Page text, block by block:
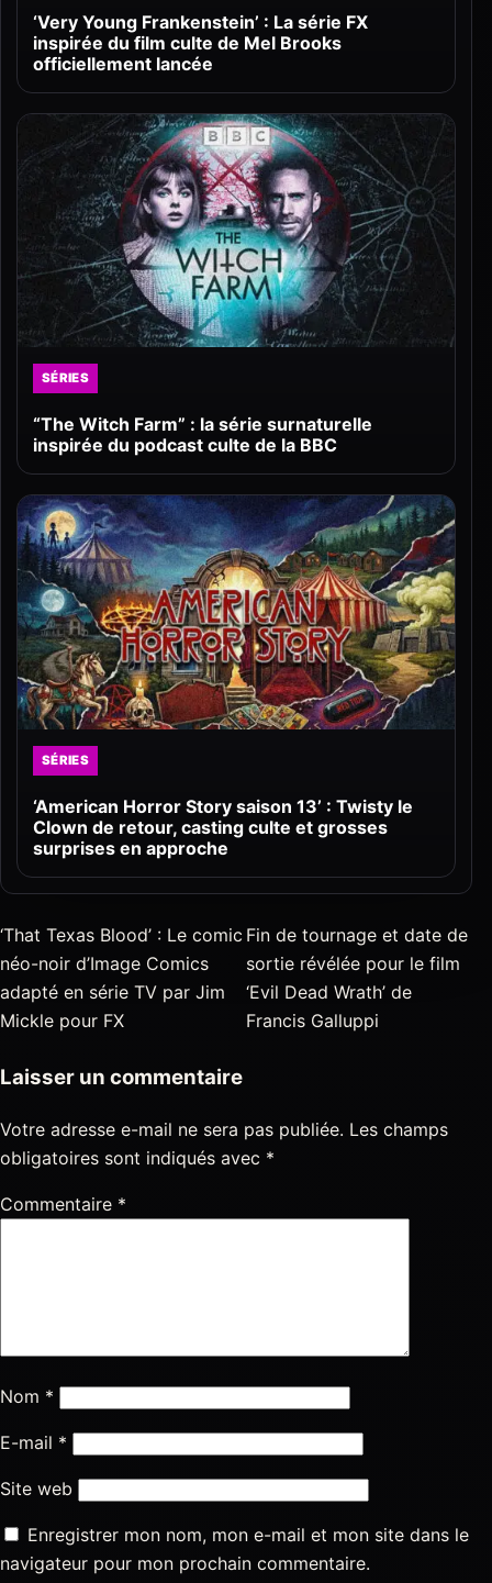
‘Very Young Frankenstein’ : La série FX
inspirée du film culte de Mel Brooks
officiellement lancée
SÉRIES
“The Witch Farm” : la série surnaturelle
inspirée du podcast culte de la BBC
SÉRIES
‘American Horror Story saison 13’ : Twisty le
Clown de retour, casting culte et grosses
surprises en approche
‘That Texas Blood’ : Le comic
néo-noir d’Image Comics
adapté en série TV par Jim
Mickle pour FX
Fin de tournage et date de
sortie révélée pour le film
‘Evil Dead Wrath’ de
Francis Galluppi
Laisser un commentaire
Votre adresse e-mail ne sera pas publiée. Les champs
obligatoires sont indiqués avec *
Commentaire *
Nom *
E-mail *
Site web
Enregistrer mon nom, mon e-mail et mon site dans le
navigateur pour mon prochain commentaire.